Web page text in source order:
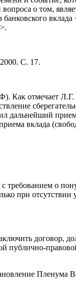
о том,
С. 17.
Как отмечает
дальнейший
вклада
требованием о
при
договор,
публично-